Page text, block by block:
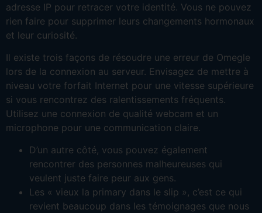
adresse IP pour retracer votre identité. Vous ne pouvez
rien faire pour supprimer leurs changements hormonaux
et leur curiosité.
Il existe trois façons de résoudre une erreur de Omegle
lors de la connexion au serveur. Envisagez de mettre à
niveau votre forfait Internet pour une vitesse supérieure
si vous rencontrez des ralentissements fréquents.
Utilisez une connexion de qualité webcam et un
microphone pour une communication claire.
D’un autre côté, vous pouvez également
rencontrer des personnes malheureuses qui
veulent juste faire peur aux gens.
Les « vieux la primary dans le slip », c’est ce qui
revient beaucoup dans les témoignages que nous